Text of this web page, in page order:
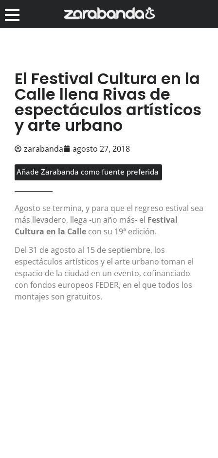
El Festival Cultura en la
Calle llena Rivas de
espectáculos artísticos
y arte urbano
zarabanda agosto 27, 2018
Añade Zarabanda como fuente preferida
Agosto se termina, y para que el regreso estival sea
más llevadero, llega -un año más- el Festival
Cultura en la Calle con su 19ª edición.
Del 31 de agosto al 15 de septiembre, los
espectáculos artísticos y el arte urbano toman el
espacio de la ciudad en un evento, cofinanciado
con fondos europeos FEDER, en el que todos los
montajes son gratuitos.